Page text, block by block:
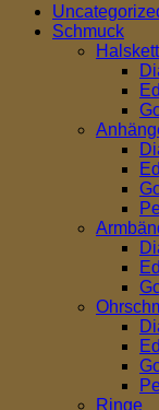
Schmuck
Ringe